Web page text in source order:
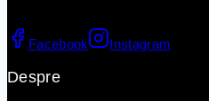
Facebook Instagram
Despre